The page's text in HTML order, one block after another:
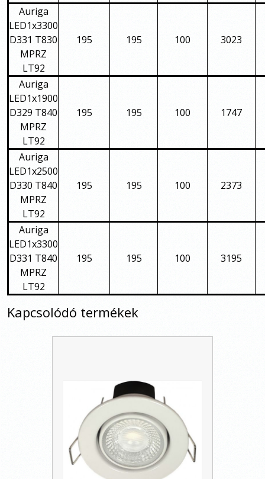
Auriga
LED1x3300
D331 T830
MPRZ
LT92
195 195 100 3023
Auriga
LED1x1900
D329 T840
MPRZ
LT92
195 195 100 1747
Auriga
LED1x2500
D330 T840
MPRZ
LT92
195 195 100 2373
Auriga
LED1x3300
D331 T840
MPRZ
LT92
195 195 100 3195
Kapcsolódó termékek